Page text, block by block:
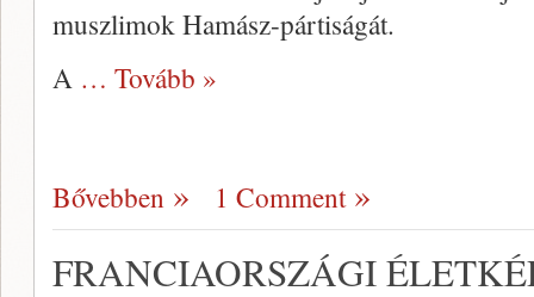
muszlimok Hamász-pártiságát.
A … Tovább »
Bővebben 1 Comment
FRANCIAORSZÁGI